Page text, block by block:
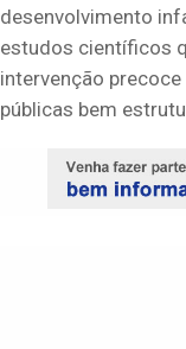
desenvolvimento
estudos científicos
intervenção
públicas bem